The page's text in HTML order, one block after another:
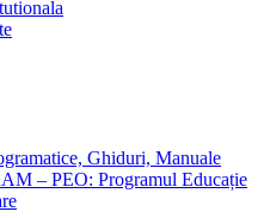
Ghiduri, Manuale
– PEO: Programul Educație